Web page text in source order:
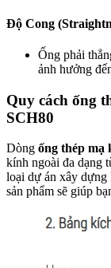
Độ Cong
Ống phải
ảnh hưởng
Quy cách ống
SCH80
Dòng ống thép mạ
kính ngoài đa dạng
loại dự án xây dựng
sản phẩm sẽ giúp